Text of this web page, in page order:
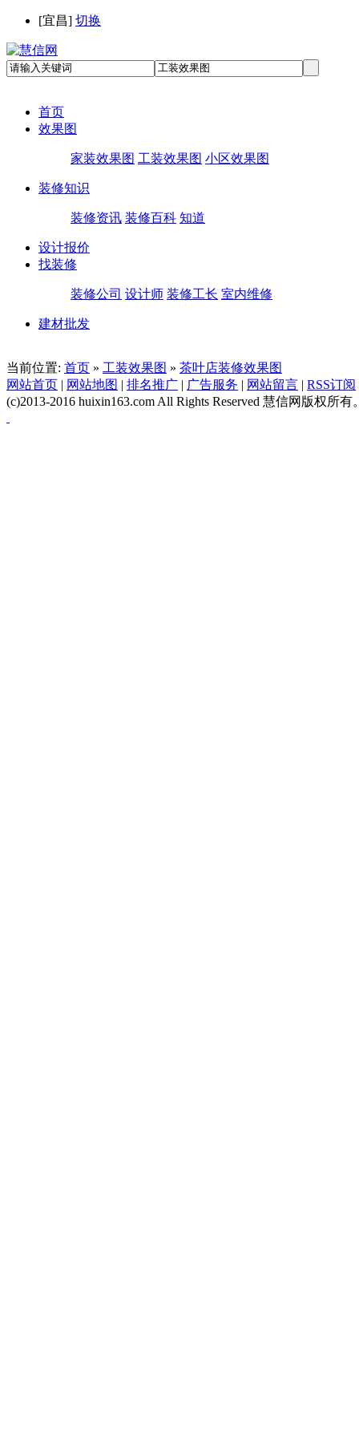
[宜昌] 切换
首页
效果图
家装效果图 工装效果图 小区效果图
装修知识
装修资讯 装修百科 知道
设计报价
找装修
装修公司 设计师 装修工长 室内维修
建材批发
当前位置: 首页 » 工装效果图 » 茶叶店装修效果图
网站首页 | 网站地图 | 排名推广 | 广告服务 | 网站留言 | RSS订阅
(c)2013-2016 huixin163.com All Rights Reserved 慧信网版权所有